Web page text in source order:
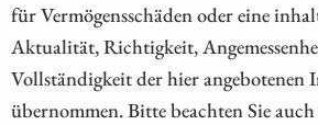
für Vermögensschäden oder eine
Aktualität, Richtigkeit,
Vollständigkeit der hier angebotenen
übernommen. Bitte beachten Sie auch